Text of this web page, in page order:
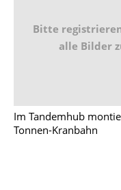
Bitte
alle Bilder
Im Tandemhub
Tonnen-Kranbahn